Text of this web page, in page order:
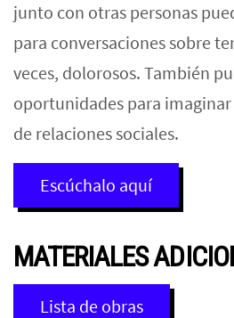
junto con otras personas
para conversaciones sobre
veces, dolorosos. También
oportunidades para
de relaciones sociales.
Escúchalo aquí
MATERIALES
Lista de obras